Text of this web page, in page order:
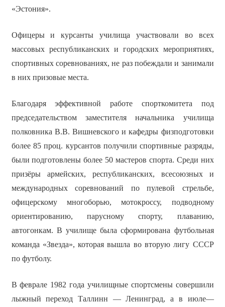
«Эстония».
Офицеры и курсанты училища участвовали во всех
массовых республиканских и городских мероприятиях,
спортивных соревнованиях, не раз побеждали и занимали
в них призовые места.
Благодаря эффективной работе спорткомитета под
председательством заместителя начальника училища
полковника В.В. Вишневского и кафедры физподготовки
более 85 проц. курсантов получили спортивные разряды,
были подготовлены более 50 мастеров спорта. Среди них
призёры армейских, республиканских, всесоюзных и
международных соревнований по пулевой стрельбе,
офицерскому многоборью, мотокроссу, подводному
ориентированию, парусному спорту, плаванию,
автогонкам. В училище была сформирована футбольная
команда «Звезда», которая вышла во вторую лигу СССР
по футболу.
В феврале 1982 года училищные спортсмены совершили
лыжный переход Таллинн — Ленинград, а в июле—